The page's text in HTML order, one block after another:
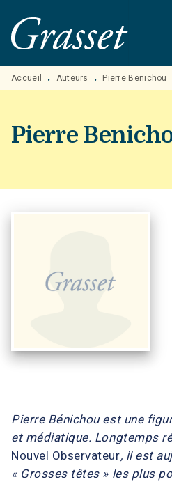
MENU RECHERCHE
PIED DE PAGE
Accueil • Auteurs • Pierre Benichou
Pierre
Pierre Bénichou est une
et médiatique. Longtemps
Nouvel Observateur, il est
« Grosses têtes » les plus